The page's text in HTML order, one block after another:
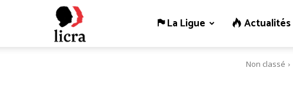
La Ligue Actualités
Non classé